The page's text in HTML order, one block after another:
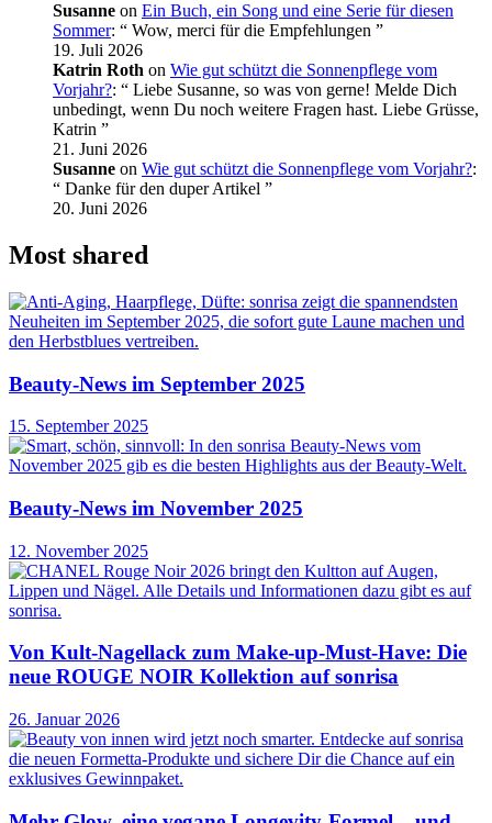
Susanne on Ein Buch, ein Song und eine Serie für diesen
Sommer: “ Wow, merci für die Empfehlungen ”
19. Juli 2026
Katrin Roth on Wie gut schützt die Sonnenpflege vom
Vorjahr?: “ Liebe Susanne, so was von gerne! Melde Dich
unbedingt, wenn Du noch weitere Fragen hast. Liebe Grüsse,
Katrin ”
21. Juni 2026
Susanne on Wie gut schützt die Sonnenpflege vom Vorjahr?:
“ Danke für den duper Artikel ”
20. Juni 2026
Most shared
Beauty-News im September 2025
15. September 2025
Beauty-News im November 2025
12. November 2025
Von Kult-Nagellack zum Make-up-Must-Have: Die
neue ROUGE NOIR Kollektion auf sonrisa
26. Januar 2026